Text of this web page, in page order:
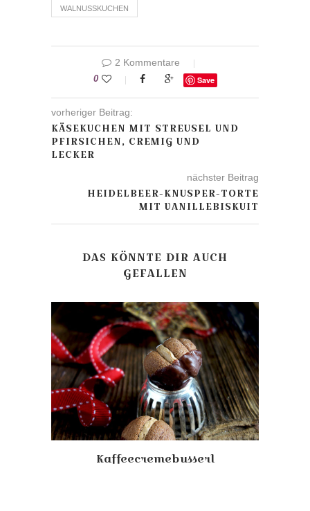
WALNUSSKUCHEN
2 Kommentare
0 Save
vorheriger Beitrag:
KÄSEKUCHEN MIT STREUSEL UND
PFIRSICHEN, CREMIG UND
LECKER
nächster Beitrag
HEIDELBEER-KNUSPER-TORTE
MIT VANILLEBISKUIT
DAS KÖNNTE DIR AUCH
GEFALLEN
Kaffeecremebusserl